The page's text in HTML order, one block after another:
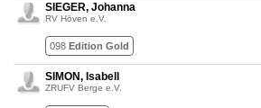
SIEGER, Johanna
RV Höven e.V.
098 Edition Gold
SIMON, Isabell
ZRUFV Berge e.V.